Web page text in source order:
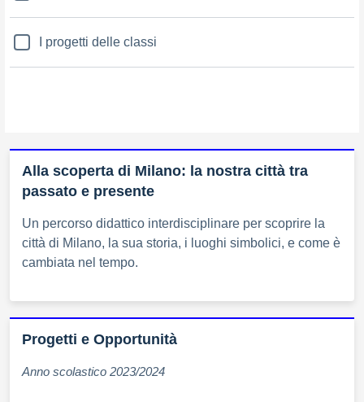
I progetti delle classi
Alla scoperta di Milano: la nostra città tra
passato e presente
Un percorso didattico interdisciplinare per scoprire la
città di Milano, la sua storia, i luoghi simbolici, e come è
cambiata nel tempo.
Progetti e Opportunità
Anno scolastico 2023/2024